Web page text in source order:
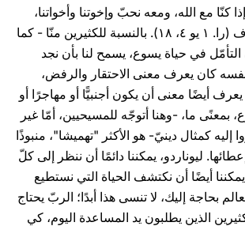
إذا كنّا مع الله، ومعه نحبّ وإخوتنا وأخواتنا،
فالمحبّة تنفي الخوف (را. ١ يو ٤، ١٨). بالنسبة للكثيرين منّا - كما
التأمّل في حياة يسوع، يسمح لنا بأن نجد
كان يعرف معنى الاحتقار والرفض،
أيضًا معنى أن يكون أجنبيًّا أو مهاجرًا أو
بمعنًى ما، -وهنا أتوجّه للمسيحيين، أمّا غير
إليه كمثال دينيّ- هو الأكثر "تهميشا"، منبوذًا
ليوناردو، يمكننا دائمًا أن ننظر إلى كلّ
أيضًا أن نكتشف الحياة التي نستطيع
بحاجة إليك، لا تنسى هذا أبدًا؛ الربّ يحتاج
الذين يطلبون يد المساعدة اليوم، كي